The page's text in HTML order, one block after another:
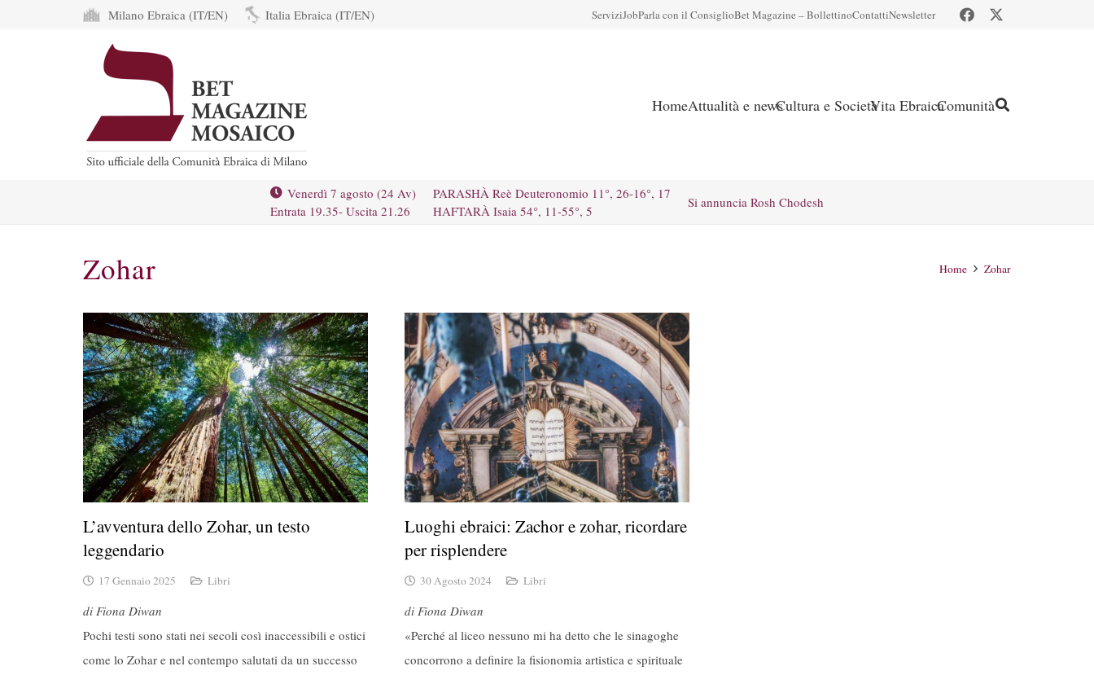
Milano Ebraica (IT/EN) Italia Ebraica (IT/EN) ServiziJobParla con il ConsiglioBet Magazine – BollettinoContattiNewsletter
HomeAttualità e newsCultura e SocietàVita EbraicaComunità
Venerdì 7 agosto (24 Av)
Entrata 19.35- Uscita 21.26
PARASHÀ Reè Deuteronomio 11°, 26-16°, 17
HAFTARÀ Isaia 54°, 11-55°, 5
Si annuncia Rosh Chodesh
Zohar Home Zohar
L’avventura dello Zohar, un testo
leggendario
17 Gennaio 2025 Libri
di Fiona Diwan
Pochi testi sono stati nei secoli così inaccessibili e ostici
come lo Zohar e nel contempo salutati da un successo
Luoghi ebraici: Zachor e zohar, ricordare
per risplendere
30 Agosto 2024 Libri
di Fiona Diwan
«Perché al liceo nessuno mi ha detto che le sinagoghe
concorrono a definire la fisionomia artistica e spirituale